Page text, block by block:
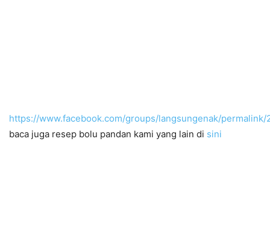
https://www.facebook.com/groups/langsungenak/
baca juga resep bolu pandan kami yang lain di sini